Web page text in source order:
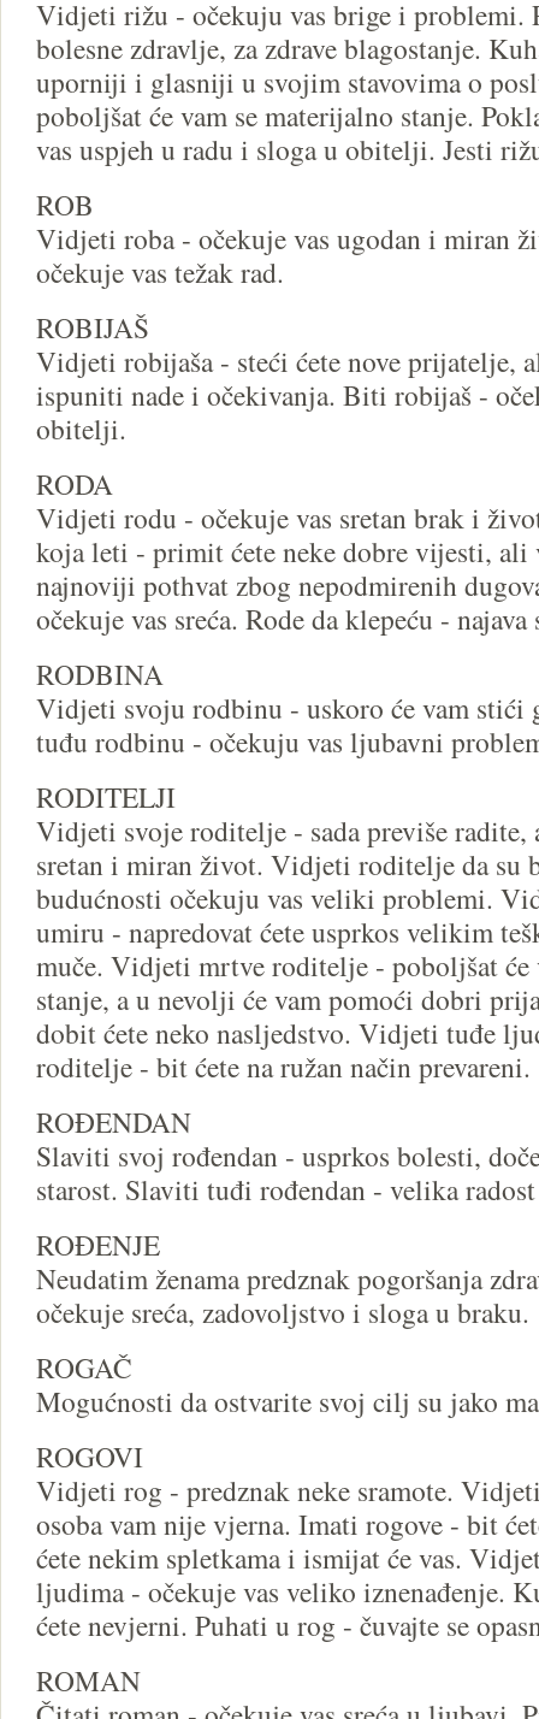
Vidjeti rižu - očekuju vas brige i problemi.
bolesne zdravlje, za zdrave blagostanje.
uporniji i glasniji u svojim stavovima o
poboljšat će vam se materijalno stanje.
vas uspjeh u radu i sloga u obitelji. Jesti
ROB
Vidjeti roba - očekuje vas ugodan i miran
očekuje vas težak rad.
ROBIJAŠ
Vidjeti robijaša - steći ćete nove prijatelje,
ispuniti nade i očekivanja. Biti robijaš -
obitelji.
RODA
Vidjeti rodu - očekuje vas sretan brak i
koja leti - primit ćete neke dobre vijesti, ali
najnoviji pothvat zbog nepodmirenih
očekuje vas sreća. Rode da klepeću -
RODBINA
Vidjeti svoju rodbinu - uskoro će vam
tuđu rodbinu - očekuju vas ljubavni
RODITELJI
Vidjeti svoje roditelje - sada previše radite,
sretan i miran život. Vidjeti roditelje da su
budućnosti očekuju vas veliki problemi.
umiru - napredovat ćete usprkos velikim
muče. Vidjeti mrtve roditelje - poboljšat će
stanje, a u nevolji će vam pomoći dobri
dobit ćete neko nasljedstvo. Vidjeti tuđe
roditelje - bit ćete na ružan način prevareni.
ROĐENDAN
Slaviti svoj rođendan - usprkos bolesti,
starost. Slaviti tuđi rođendan - velika
ROĐENJE
Neudatim ženama predznak pogoršanja
očekuje sreća, zadovoljstvo i sloga u braku.
ROGAČ
Mogućnosti da ostvarite svoj cilj su jako
ROGOVI
Vidjeti rog - predznak neke sramote.
osoba vam nije vjerna. Imati rogove - bit
ćete nekim spletkama i ismijat će vas.
ljudima - očekuje vas veliko iznenađenje.
ćete nevjerni. Puhati u rog - čuvajte se
ROMAN